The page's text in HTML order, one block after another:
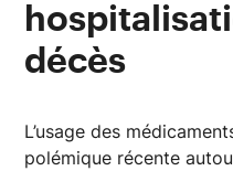
décès
L’usage des
polémique récente